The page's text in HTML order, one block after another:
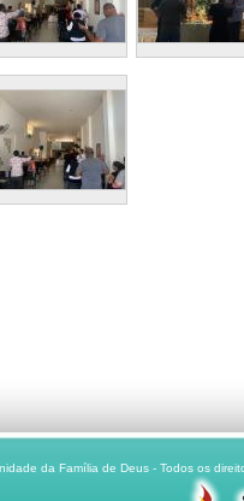
da Família de Deus - Todos os